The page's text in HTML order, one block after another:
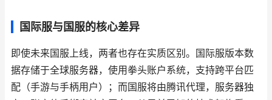
国际服与国服的核心差异
即使未来国服上线，两者也存在实质区别。国际服版本数
据存储于全球服务器，使用拳头账户系统，支持跨平台匹
配（手游与手柄用户）；而国服将由腾讯代理，服务器独